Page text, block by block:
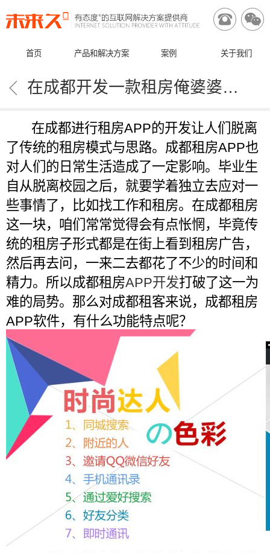
 
首页 产品和解决方案 案例 关于我们
 在成都开发一款租房俺婆婆软件需要考虑哪些因素
在成都进行租房APP的开发让人们脱离
了传统的租房模式与思路。成都租房APP也
对人们的日常生活造成了一定影响。毕业生
自从脱离校园之后，就要学着独立去应对一
些事情了，比如找工作和租房。在成都租房
这一块，咱们常常觉得会有点怅惘，毕竟传
统的租房子形式都是在街上看到租房广告，
然后再去问，一来二去都花了不少的时间和
精力。所以成都租房APP开发打破了这一为
难的局势。那么对成都租客来说，成都租房
APP软件，有什么功能特点呢？